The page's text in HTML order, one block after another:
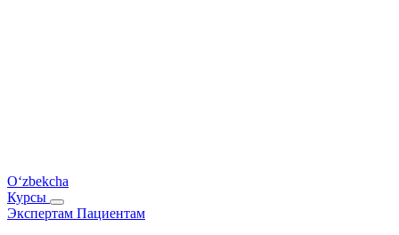
O‘zbekcha
Курсы
Экспертам Пациентам